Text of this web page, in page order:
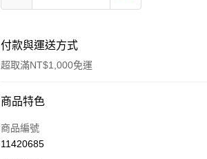
付款與運送方式
超取滿NT$1,000免運
付款方式
信用卡一次付款
商品特色
商品編號
11420685